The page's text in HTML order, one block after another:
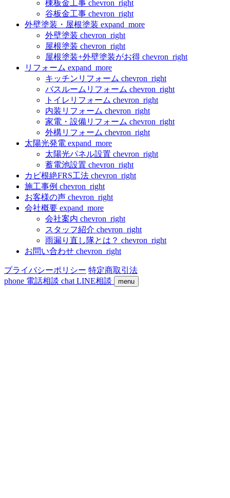
棟板金工事 chevron_right
谷板金工事 chevron_right
外壁塗装・屋根塗装 expand_more
外壁塗装 chevron_right
屋根塗装 chevron_right
屋根塗装+外壁塗装がお得 chevron_right
リフォーム expand_more
キッチンリフォーム chevron_right
バスルームリフォーム chevron_right
トイレリフォーム chevron_right
内装リフォーム chevron_right
家電・設備リフォーム chevron_right
外構リフォーム chevron_right
太陽光発電 expand_more
太陽光パネル設置 chevron_right
蓄電池設置 chevron_right
カビ根絶FRS工法 chevron_right
施工事例 chevron_right
お客様の声 chevron_right
会社概要 expand_more
会社案内 chevron_right
スタッフ紹介 chevron_right
雨漏り直し隊とは？ chevron_right
お問い合わせ chevron_right
プライバシーポリシー 特定商取引法
phone 電話相談 chat LINE相談 menu